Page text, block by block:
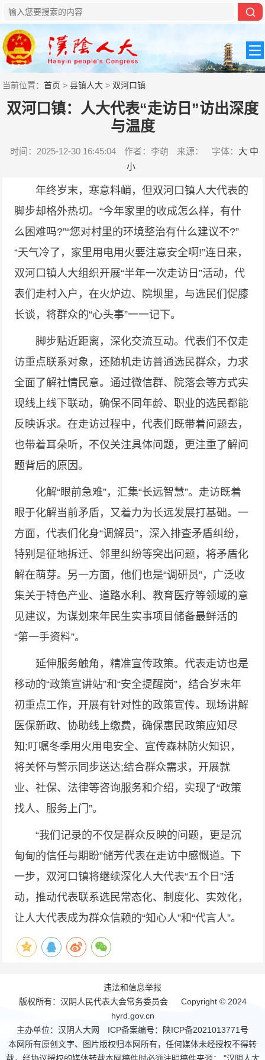
当前位置：首页 >县镇人大 > 双河口镇
双河口镇：人大代表“走访日”访出深度
与温度
时间：2025-12-30 16:45:04 作者：李萌 来源： 字体： 大 中
小
年终岁末，寒意料峭，但双河口镇人大代表的
脚步却格外热切。“今年家里的收成怎么样，有什
么困难吗?”“您对村里的环境整治有什么建议不?”
“天气冷了，家里用电用火要注意安全啊!”连日来，
双河口镇人大组织开展“半年一次走访日”活动，代
表们走村入户，在火炉边、院坝里，与选民们促膝
长谈，将群众的“心头事”一一记下。
脚步贴近距离，深化交流互动。代表们不仅走
访重点联系对象，还随机走访普通选民群众，力求
全面了解社情民意。通过微信群、院落会等方式实
现线上线下联动，确保不同年龄、职业的选民都能
反映诉求。在走访过程中，代表们既带着问题去，
也带着耳朵听，不仅关注具体问题，更注重了解问
题背后的原因。
化解“眼前急难”，汇集“长远智慧”。走访既着
眼于化解当前矛盾，又着力为长远发展打基础。一
方面，代表们化身“调解员”，深入排查矛盾纠纷，
特别是征地拆迁、邻里纠纷等突出问题，将矛盾化
解在萌芽。另一方面，他们也是“调研员”，广泛收
集关于特色产业、道路水利、教育医疗等领域的意
见建议，为谋划来年民生实事项目储备最鲜活的
“第一手资料”。
延伸服务触角，精准宣传政策。代表走访也是
移动的“政策宣讲站”和“安全提醒岗”，结合岁末年
初重点工作，开展有针对性的政策宣传。现场讲解
医保新政、协助线上缴费，确保惠民政策应知尽
知;叮嘱冬季用火用电安全、宣传森林防火知识，
将关怀与警示同步送达;结合群众需求，开展就
业、社保、法律等咨询服务和介绍，实现了“政策
找人、服务上门”。
“我们记录的不仅是群众反映的问题，更是沉
甸甸的信任与期盼”储芳代表在走访中感慨道。下
一步，双河口镇将继续深化人大代表“五个日”活
动，推动代表联系选民常态化、制度化、实效化，
让人大代表成为群众信赖的“知心人”和“代言人”。
违法和信息举报
版权所有：汉阴人民代表大会常务委员会 Copyright © 2024
hyrd.gov.cn
主办单位：汉阴人大网 ICP备案编号：
陕ICP备2021013771号
本网所有原创文字、图片版权归本网所有，任何媒体未经授权不得转